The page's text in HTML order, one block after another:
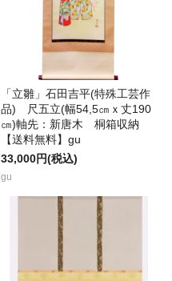
「立雛」石田吉平(特殊工芸作
品) 尺五立(幅54,5㎝ｘ丈190
㎝)軸先：新唐木 桐箱収納
【送料無料】gu
33,000円(税込)
gu